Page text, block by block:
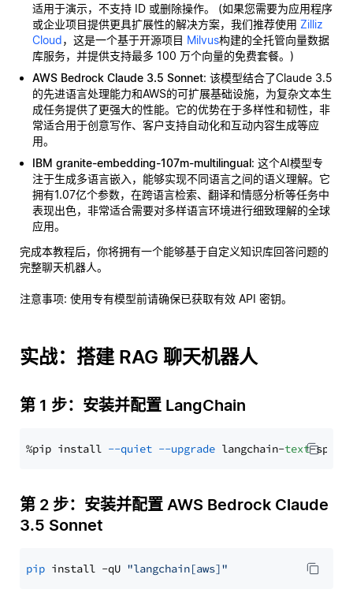
适用于演示，不支持 ID 或删除操作。 (如果您需要为应用程序
或企业项目提供更具扩展性的解决方案，我们推荐使用 Zilliz
Cloud，这是一个基于开源项目 Milvus构建的全托管向量数据
库服务，并提供支持最多 100 万个向量的免费套餐。)
AWS Bedrock Claude 3.5 Sonnet: 该模型结合了Claude 3.5
的先进语言处理能力和AWS的可扩展基础设施，为复杂文本生
成任务提供了更强大的性能。它的优势在于多样性和韧性，非
常适合用于创意写作、客户支持自动化和互动内容生成等应
用。
IBM granite-embedding-107m-multilingual: 这个AI模型专
注于生成多语言嵌入，能够实现不同语言之间的语义理解。它
拥有1.07亿个参数，在跨语言检索、翻译和情感分析等任务中
表现出色，非常适合需要对多样语言环境进行细致理解的全球
应用。
完成本教程后，你将拥有一个能够基于自定义知识库回答问题的
完整聊天机器人。
注意事项: 使用专有模型前请确保已获取有效 API 密钥。
实战：搭建 RAG 聊天机器人
第 1 步：安装并配置 LangChain
%pip install --quiet --upgrade langchain-text
第 2 步：安装并配置 AWS Bedrock Claude
3.5 Sonnet
pip install -qU "langchain[aws]"